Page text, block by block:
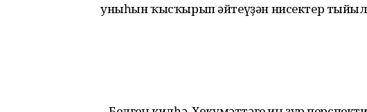
уныһын ҡысҡырып әйтеүҙән нисектер